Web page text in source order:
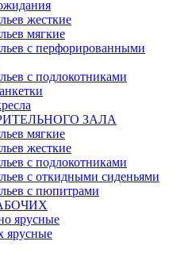
жесткие
мягкие
с перфорированными
с подлокотниками
ЗАЛА
мягкие
жесткие
с подлокотниками
с откидными сиденьями
с пюпитрами
ярусные
ярусные